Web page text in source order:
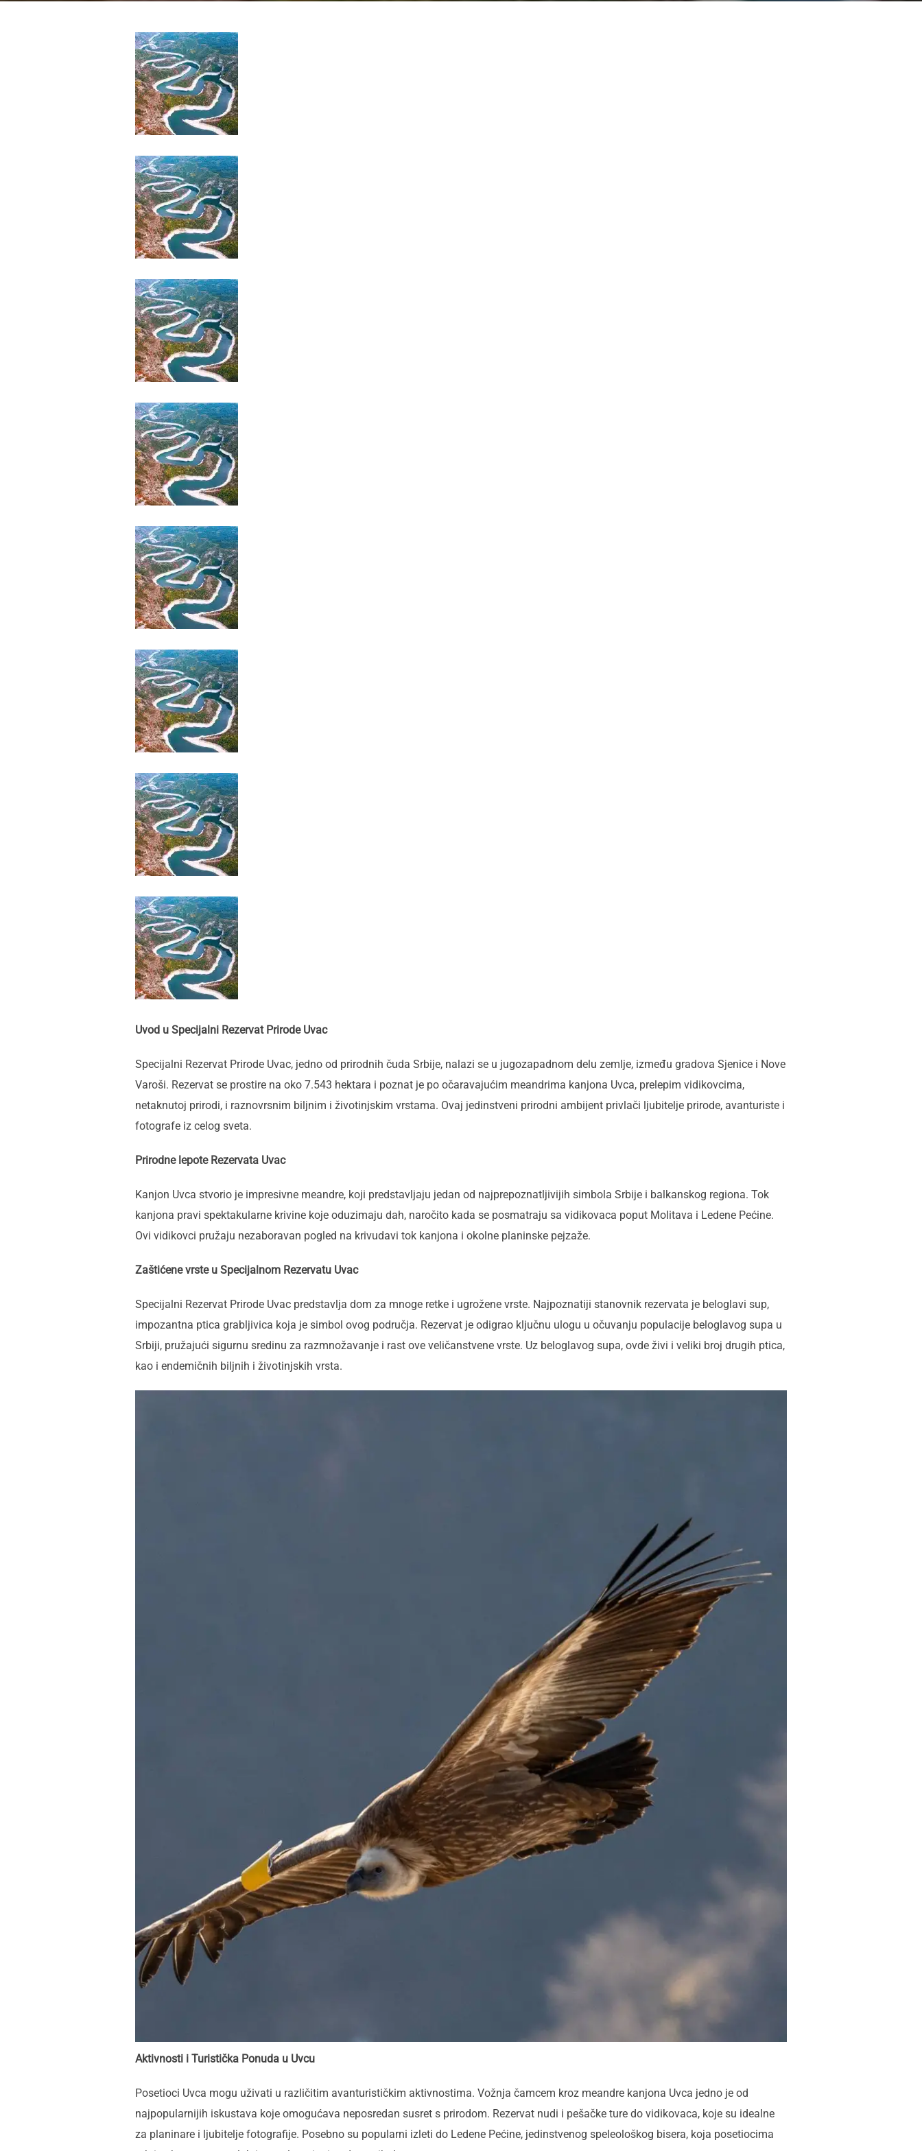
Uvod u Specijalni Rezervat Prirode Uvac
Specijalni Rezervat Prirode Uvac, jedno od prirodnih čuda Srbije, nalazi se u jugozapadnom delu zemlje, između gradova Sjenice i Nove
Varoši. Rezervat se prostire na oko 7.543 hektara i poznat je po očaravajućim meandrima kanjona Uvca, prelepim vidikovcima,
netaknutoj prirodi, i raznovrsnim biljnim i životinjskim vrstama. Ovaj jedinstveni prirodni ambijent privlači ljubitelje prirode, avanturiste i
fotografe iz celog sveta.
Prirodne lepote Rezervata Uvac
Kanjon Uvca stvorio je impresivne meandre, koji predstavljaju jedan od najprepoznatljivijih simbola Srbije i balkanskog regiona. Tok
kanjona pravi spektakularne krivine koje oduzimaju dah, naročito kada se posmatraju sa vidikovaca poput Molitava i Ledene Pećine.
Ovi vidikovci pružaju nezaboravan pogled na krivudavi tok kanjona i okolne planinske pejzaže.
Zaštićene vrste u Specijalnom Rezervatu Uvac
Specijalni Rezervat Prirode Uvac predstavlja dom za mnoge retke i ugrožene vrste. Najpoznatiji stanovnik rezervata je beloglavi sup,
impozantna ptica grabljivica koja je simbol ovog područja. Rezervat je odigrao ključnu ulogu u očuvanju populacije beloglavog supa u
Srbiji, pružajući sigurnu sredinu za razmnožavanje i rast ove veličanstvene vrste. Uz beloglavog supa, ovde živi i veliki broj drugih ptica,
kao i endemičnih biljnih i životinjskih vrsta.
Aktivnosti i Turistička Ponuda u Uvcu
Posetioci Uvca mogu uživati u različitim avanturističkim aktivnostima. Vožnja čamcem kroz meandre kanjona Uvca jedno je od
najpopularnijih iskustava koje omogućava neposredan susret s prirodom. Rezervat nudi i pešačke ture do vidikovaca, koje su idealne
za planinare i ljubitelje fotografije. Posebno su popularni izleti do Ledene Pećine, jedinstvenog speleološkog bisera, koja posetiocima